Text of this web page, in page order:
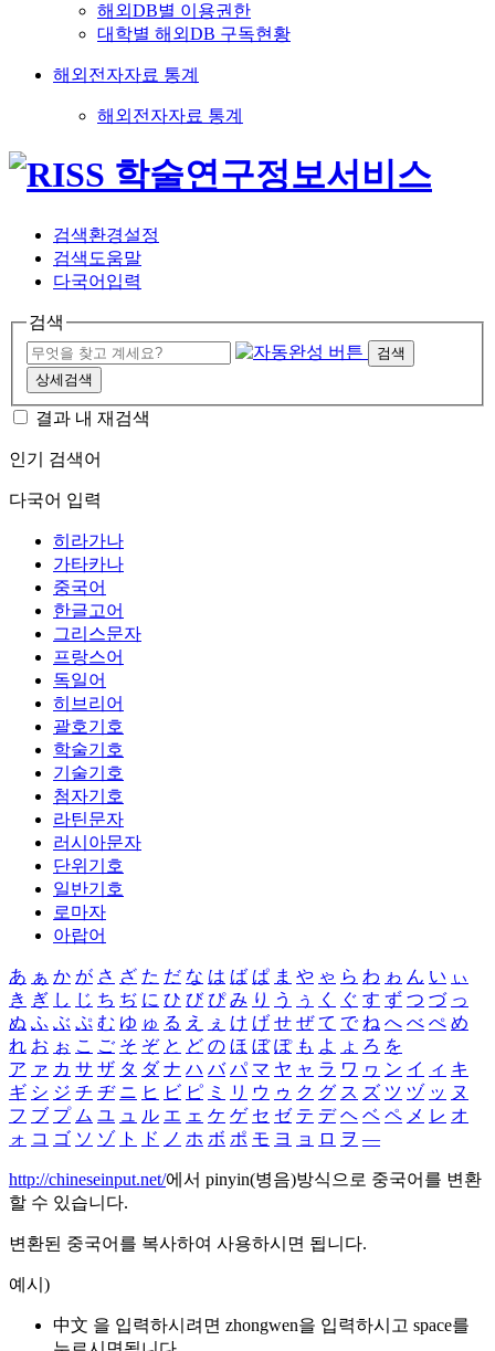
해외DB별 이용권한
대학별 해외DB 구독현황
해외전자자료 통계
해외전자자료 통계
검색환경설정
검색도움말
다국어입력
검색
검색
상세검색
결과 내 재검색
인기 검색어
다국어 입력
히라가나
가타카나
중국어
한글고어
그리스문자
프랑스어
독일어
히브리어
괄호기호
학술기호
기술기호
첨자기호
라틴문자
러시아문자
단위기호
일반기호
로마자
아랍어
あ ぁ か が さ ざ た だ な は ば ぱ ま や ゃ ら わ ゎ ん い ぃ
き ぎ し じ ち ぢ に ひ び ぴ み り う ぅ く ぐ す ず つ づ っ
ぬ ふ ぶ ぷ む ゆ ゅ る え ぇ け げ せ ぜ て で ね へ べ ぺ め
れ お ぉ こ ご そ ぞ と ど の ほ ぼ ぽ も よ ょ ろ を
ア ァ カ サ ザ タ ダ ナ ハ バ パ マ ヤ ャ ラ ワ ヮ ン イ ィ キ
ギ シ ジ チ ヂ ニ ヒ ビ ピ ミ リ ウ ゥ ク グ ス ズ ツ ヅ ッ ヌ
フ ブ プ ム ユ ュ ル エ ェ ケ ゲ セ ゼ テ デ ヘ ベ ペ メ レ オ
ォ コ ゴ ソ ゾ ト ド ノ ホ ボ ポ モ ヨ ョ ロ ヲ ―
http://chineseinput.net/에서 pinyin(병음)방식으로 중국어를 변환
할 수 있습니다.
변환된 중국어를 복사하여 사용하시면 됩니다.
예시)
中文 을 입력하시려면 zhongwen을 입력하시고 space를